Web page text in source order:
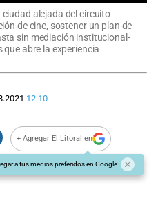
ciudad alejada del circuito
de cine, sostener un plan de
sin mediación institucional-
abre la experiencia
12:10
+ Agregar El Litoral en
a tus medios preferidos en Google